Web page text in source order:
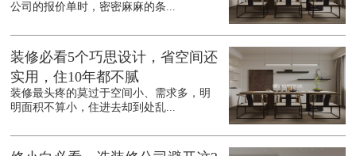
公司的报价单时，密密麻麻的条...
装修必看5个巧思设计，省空间还
实用，住10年都不腻
装修最头疼的莫过于空间小、需求多，明
明面积不算小，住进去却到处乱...